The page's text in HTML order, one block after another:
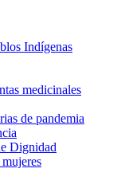
Indígenas
medicinales
de pandemia
Dignidad